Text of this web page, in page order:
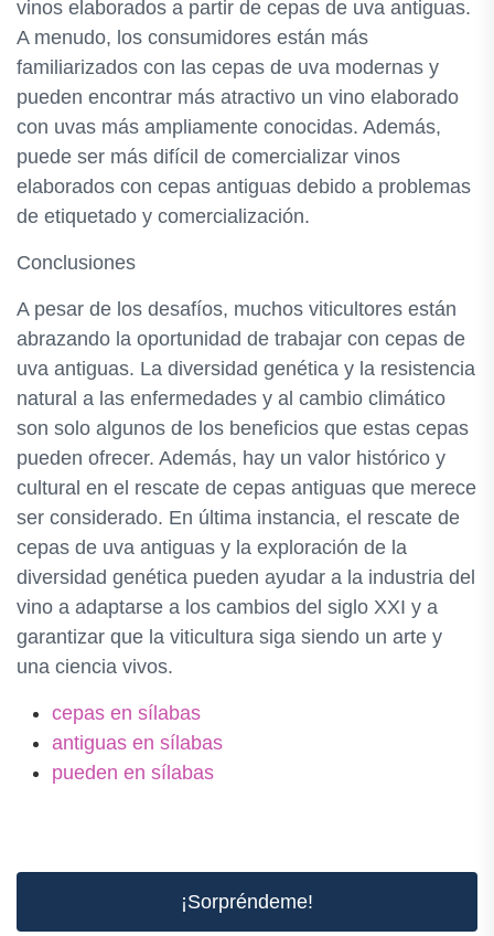
vinos elaborados a partir de cepas de uva antiguas.
A menudo, los consumidores están más
familiarizados con las cepas de uva modernas y
pueden encontrar más atractivo un vino elaborado
con uvas más ampliamente conocidas. Además,
puede ser más difícil de comercializar vinos
elaborados con cepas antiguas debido a problemas
de etiquetado y comercialización.
Conclusiones
A pesar de los desafíos, muchos viticultores están
abrazando la oportunidad de trabajar con cepas de
uva antiguas. La diversidad genética y la resistencia
natural a las enfermedades y al cambio climático
son solo algunos de los beneficios que estas cepas
pueden ofrecer. Además, hay un valor histórico y
cultural en el rescate de cepas antiguas que merece
ser considerado. En última instancia, el rescate de
cepas de uva antiguas y la exploración de la
diversidad genética pueden ayudar a la industria del
vino a adaptarse a los cambios del siglo XXI y a
garantizar que la viticultura siga siendo un arte y
una ciencia vivos.
cepas en sílabas
antiguas en sílabas
pueden en sílabas
¡Sorpréndeme!